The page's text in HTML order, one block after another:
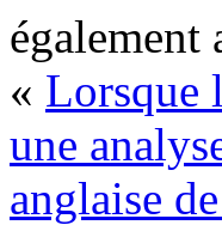
également
« Lorsque
une
anglaise